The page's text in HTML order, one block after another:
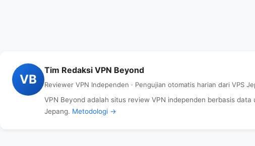
VB
Tim Redaksi VPN Beyond
Reviewer VPN Independen · Pengujian otomatis harian dari VPS
VPN Beyond adalah situs review VPN independen berbasis
Jepang. Metodologi →